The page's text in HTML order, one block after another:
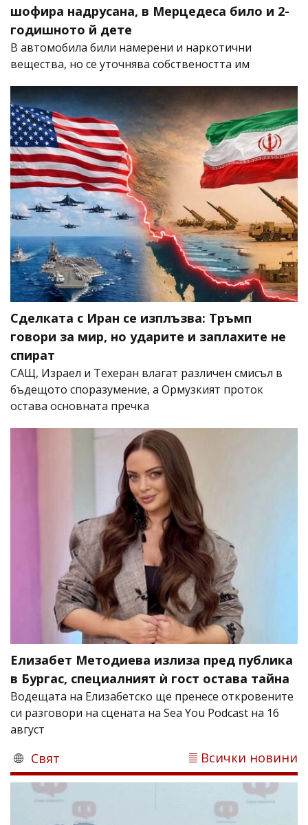
шофира надрусана, в Мерцедеса било и 2-
годишното й дете
В автомобила били намерени и наркотични
вещества, но се уточнява собствеността им
Сделката с Иран се изплъзва: Тръмп
говори за мир, но ударите и заплахите не
спират
САЩ, Израел и Техеран влагат различен смисъл в
бъдещото споразумение, а Ормузкият проток
остава основната пречка
Елизабет Методиева излиза пред публика
в Бургас, специалният ѝ гост остава тайна
Водещата на Елизабетско ще пренесе откровените
си разговори на сцената на Sea You Podcast на 16
август
Свят Всички новини